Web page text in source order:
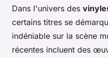
Dans l'univers des
certains titres se
indéniable sur la scène
récentes incluent des